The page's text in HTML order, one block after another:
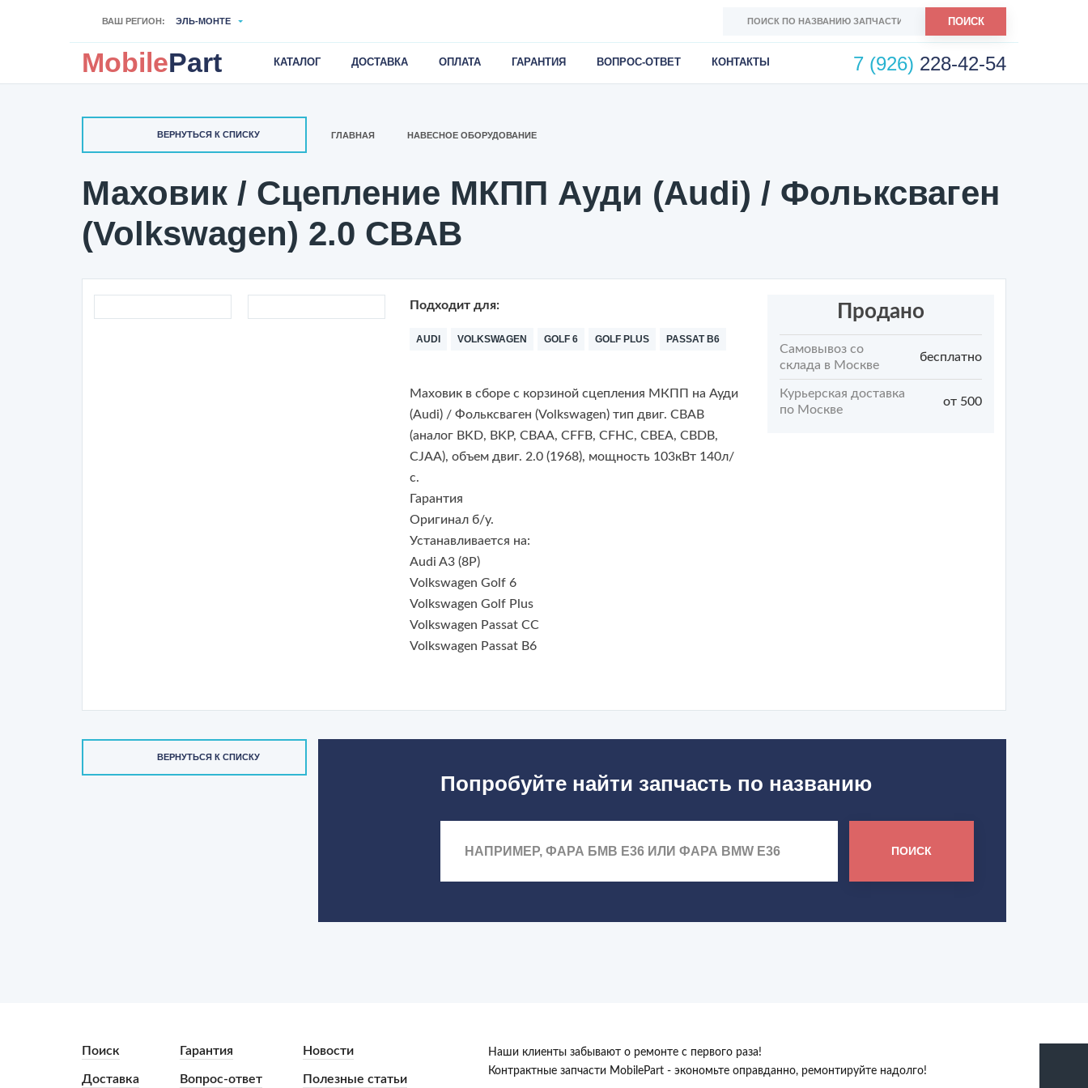
ВАШ РЕГИОН: ЭЛЬ-МОНТЕ ПОИСК
MobilePart КАТАЛОГ ДОСТАВКА ОПЛАТА ГАРАНТИЯ ВОПРОС-ОТВЕТ КОНТАКТЫ 7 (926) 228-42-54
ВЕРНУТЬСЯ К СПИСКУ ГЛАВНАЯ НАВЕСНОЕ ОБОРУДОВАНИЕ
Маховик / Сцепление МКПП Ауди (Audi) / Фольксваген
(Volkswagen) 2.0 CBAB
Подходит для:
AUDI VOLKSWAGEN GOLF 6 GOLF PLUS PASSAT B6
Маховик в сборе с корзиной сцепления МКПП на Ауди
(Audi) / Фольксваген (Volkswagen) тип двиг. CBAB
(аналог BKD, BKP, CBAA, CFFB, CFHC, CBEA, CBDB,
CJAA), объем двиг. 2.0 (1968), мощность 103кВт 140л/
с.
Гарантия
Оригинал б/у.
Устанавливается на:
Audi A3 (8P)
Volkswagen Golf 6
Volkswagen Golf Plus
Volkswagen Passat CC
Volkswagen Passat B6
Продано
Самовывоз со
склада в Москве
бесплатно
Курьерская доставка
по Москве
от 500
ВЕРНУТЬСЯ К СПИСКУ
Попробуйте найти запчасть по названию
ПОИСК
Поиск
Доставка
Гарантия
Вопрос-ответ
Новости
Полезные статьи
Наши клиенты забывают о ремонте с первого раза!
Контрактные запчасти MobilePart - экономьте оправданно, ремонтируйте надолго!